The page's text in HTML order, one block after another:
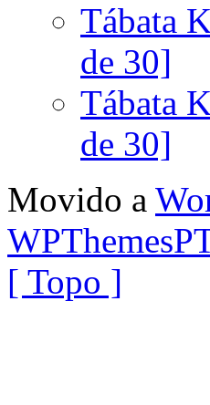
Tábata
de 30]
Tábata
de 30]
Movido a
[ Topo ]